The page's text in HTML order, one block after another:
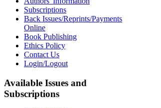
Subscriptions
Back Issues/Reprints/Payments
Online
Book Publishing
Ethics Policy
Contact Us
Login/Logout
Available Issues and
Subscriptions